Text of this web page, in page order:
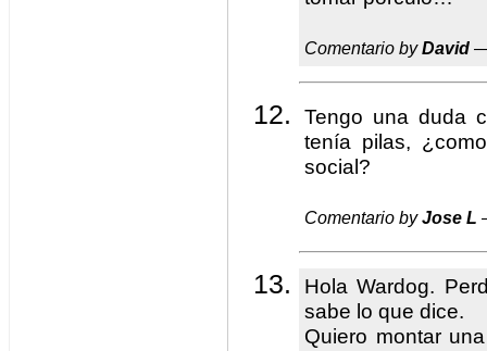
Comentario byDavid
Tengo una duda
tenía pilas,
social?
Comentario byJose L
Hola Wardog.
sabe lo que dice.
Quiero montar